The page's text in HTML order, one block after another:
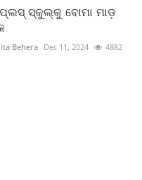
ସ୍କୁଲ୍କୁ ବୋମା ମାଡ଼
Behera Dec 11, 2024 4882